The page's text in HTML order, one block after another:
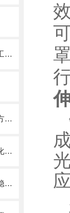
机床钣金防护罩真实的使用意图及工艺过程是怎么样的
排屑输送机的主要作用体现在哪些方面？
青岛风琴防护罩如何防止或推迟老化，两方面工作要做好
机床钣金防护罩坚固耐用，运行平稳，噪音小